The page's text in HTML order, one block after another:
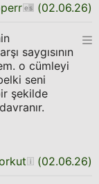
(02.06.26)
saygısının
o cümleyi
seni
şekilde
(02.06.26)